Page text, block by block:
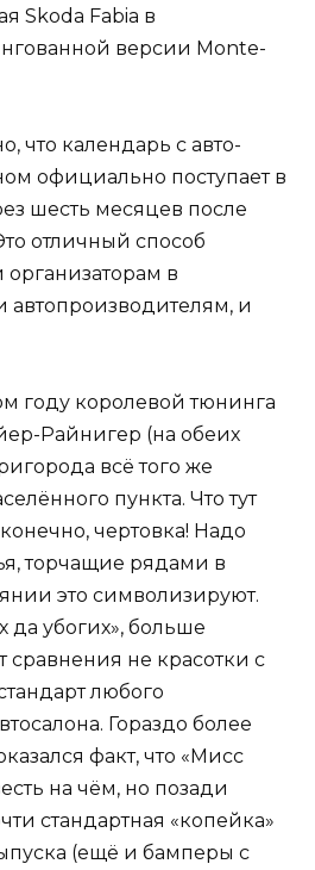
Skoda Fabia в
версии Monte-
что календарь с авто-
официально поступает в
шесть месяцев после
отличный способ
в
и
году королевой тюнинга
Райнигер (на обеих
всё того же
пункта. Что тут
чертовка! Надо
торчащие рядами в
это символизируют.
да убогих», больше
сравнения не красотки с
любого
Гораздо более
факт, что «Мисс
на чём, но позади
стандартная «копейка»
(ещё и бамперы с